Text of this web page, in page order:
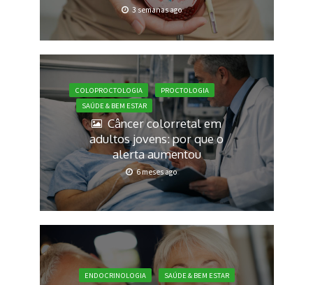
3 semanas ago
COLOPROCTOLOGIA
PROCTOLOGIA
SAÚDE & BEM ESTAR
Câncer colorretal em
adultos jovens: por que o
alerta aumentou
6 meses ago
ENDOCRINOLOGIA SAÚDE & BEM ESTAR